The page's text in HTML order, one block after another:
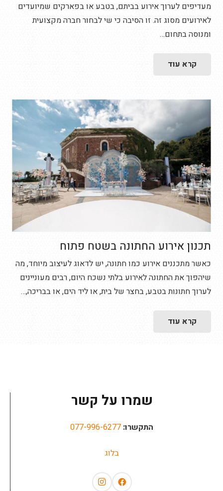
מעדיפים לערוך אירוע בביתם, בטבע או בפארקים שמיועדים
לאירועים מסוג זה. זו הסיבה כי שי לבחור חברה מקצועית
ומנוסה בתחום…
קרא עוד
תכנון אירוע החתונה בשטח פתוח
כאשר מתכננים אירוע כמו חתונה, יש לדאוג לעיצוב מיוחד, מה
שיהפוך את החתונה לאירוע בלתי נשכח היום, רבים מעוניינים
לערוך חתונות בטבע, בחצר של בית, או ליד הים, או בבריכה,…
קרא עוד
שמרו על קשר
התקשרו: 077-996-6277
בלוג